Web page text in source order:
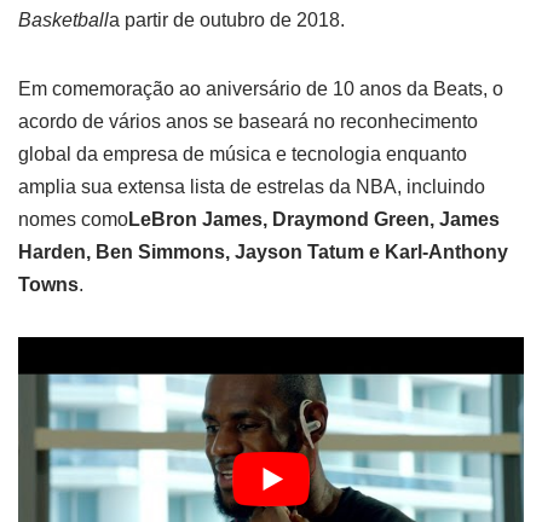
Basketballa partir de outubro de 2018.
Em comemoração ao aniversário de 10 anos da Beats, o
acordo de vários anos se baseará no reconhecimento
global da empresa de música e tecnologia enquanto
amplia sua extensa lista de estrelas da NBA, incluindo
nomes comoLeBron James, Draymond Green, James
Harden, Ben Simmons, Jayson Tatum e Karl-Anthony
Towns.